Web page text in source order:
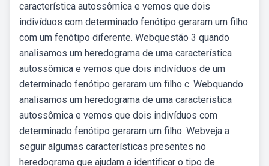
característica autossômica e vemos que dois
indivíduos com determinado fenótipo geraram um filho
com um fenótipo diferente. Webquestão 3 quando
analisamos um heredograma de uma característica
autossômica e vemos que dois indivíduos de um
determinado fenótipo geraram um filho c. Webquando
analisamos um heredograma de uma caracteristica
autossômica e vemos que dois indivíduos com
determinado fenótipo geraram um filho. Webveja a
seguir algumas características presentes no
heredograma que ajudam a identificar o tipo de